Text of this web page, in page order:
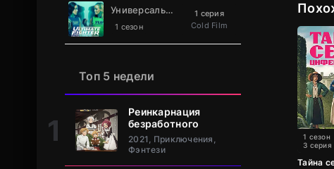
Универсальный боец
1 сезон
1 серия
Cold Film
Топ 5 недели
Реинкарнация
безработного
2021, Приключения,
Фэнтези
Тайна
1 сезон
3 серия